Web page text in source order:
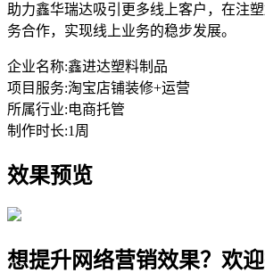
助力鑫华瑞达吸引更多线上客户，在注
务合作，实现线上业务的稳步发展。
企业名称:鑫进达塑料制品
项目服务:淘宝店铺装修+运营
所属行业:电商托管
制作时长:1周
效果预览
想提升网络营销效果？欢